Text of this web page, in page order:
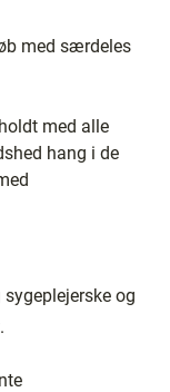
med særdeles
med alle
hang i de
og